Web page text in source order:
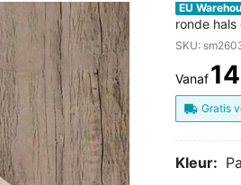
EU
ronde
SKU:
Vanaf14
Gratis
Kleur: